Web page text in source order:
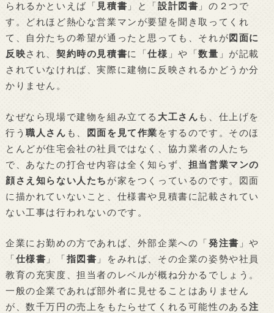
られるかといえば「 見積書 」と「設計図書 」の２つで
す。どれほど熱心な営業マンが要望を聞き取ってくれ
て、自分たちの希望が通ったと思っても、それが 図面に
反映され、 契約時の見積書に「仕様 」や「数量 」が記載
されていなければ、実際に建物に反映されるかどうか分
かりません。
なぜなら現場で建物を組み立てる 大工さん も、仕上げを
行う職人さん も、 図面を見て作業 をするのです。そのほ
とんどが住宅会社の社員ではなく、協力業者の人たち
で、あなたの打合せ内容は全く知らず、 担当営業マンの
顔さえ知らない人たち が家をつくっているのです。図面
に描かれていないこと、仕様書や見積書に記載されてい
ない工事は行われないのです。
企業にお勤めの方であれば、外部企業への「発注書 」や
「仕様書 」「指図書 」をみれば、その企業の姿勢や社員
教育の充実度、担当者のレベルが概ね分かるでしょう。
一般の企業であれば部外者に見せることはありません
が、数千万円の売上をもたらせてくれる可能性のある注